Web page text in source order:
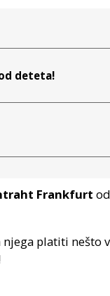
deteta!
Frankfurt
platiti